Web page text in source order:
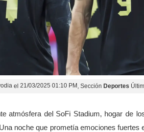
el 21/03/2025 01:10 PM , Sección Deportes
atmósfera del SoFi Stadium, hogar de
noche que prometía emociones fuertes